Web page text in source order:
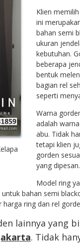
Klien
ini
bahan semi
ukuran
kebutuhan.
beberapa
bentuk
bagian rel
seperti
Warna
adalah
abu. Tidak
tetapi klien
gorden
yang dipesan.
Model ring
untuk bahan semi
ring dan rel
lainnya yang
. Tidak